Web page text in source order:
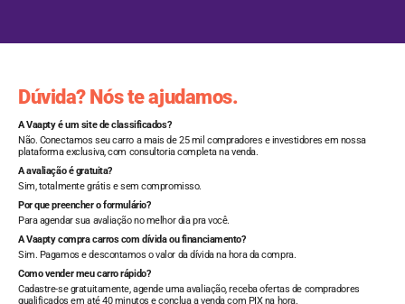
Dúvida? Nós te ajudamos.
A Vaapty é um site de classificados?
Não. Conectamos seu carro a mais de 25 mil compradores e investidores em nossa
plataforma exclusiva, com consultoria completa na venda.
A avaliação é gratuita?
Sim, totalmente grátis e sem compromisso.
Por que preencher o formulário?
Para agendar sua avaliação no melhor dia pra você.
A Vaapty compra carros com dívida ou financiamento?
Sim. Pagamos e descontamos o valor da dívida na hora da compra.
Como vender meu carro rápido?
Cadastre-se gratuitamente, agende uma avaliação, receba ofertas de compradores
qualificados em até 40 minutos e conclua a venda com PIX na hora.